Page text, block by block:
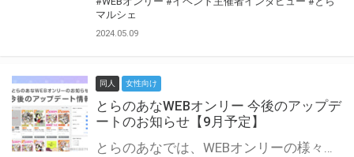
マルシェ
2024.05.09
同人 女性向け
とらのあなWEBオンリー 今後のアップデ
ートのお知らせ【9月予定】
とらのあなでは、WEBオンリーの様々な支援を実施しています。 今回は2021年9月に実装を予定しているアップデート情報についてご紹介いたします。 とらのあなWEBオンリーサイトはこちら